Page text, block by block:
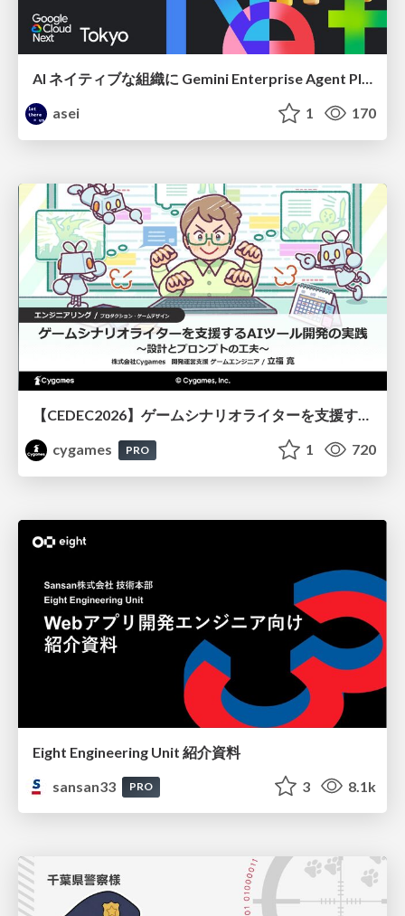
asei
1 170
【CEDEC2026】ゲームシナリオライターを支援するAIツール開発の実践 ― 設計とプロンプトの工夫 ―
cygames
PRO 1 720
Eight Engineering Unit 紹介資料
sansan33
PRO 3 8.1k